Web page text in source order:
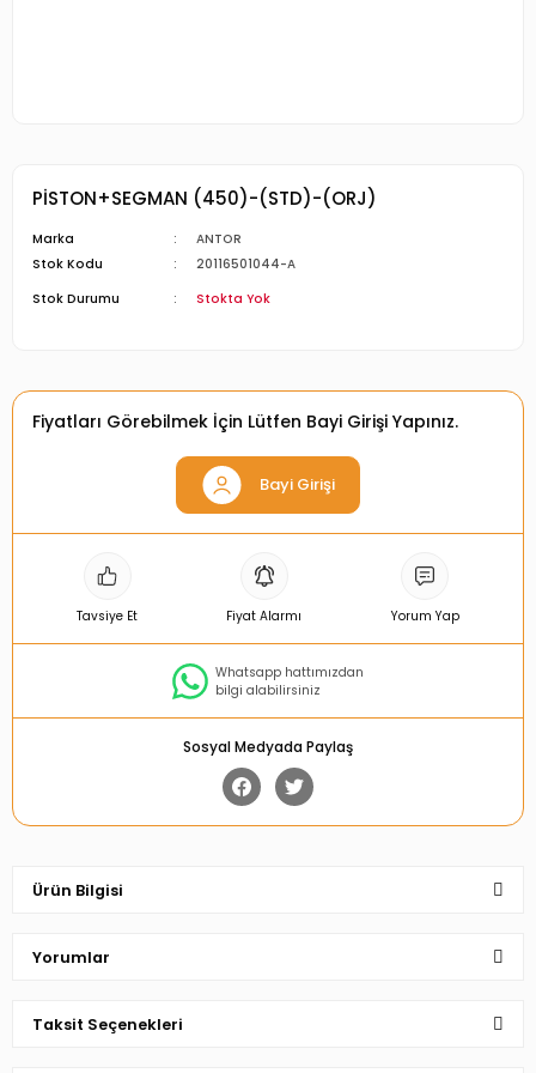
PİSTON+SEGMAN (450)-(STD)-(ORJ)
Marka
ANTOR
Stok Kodu
20116501044-A
Stok Durumu
Stokta Yok
Fiyatları Görebilmek İçin Lütfen Bayi Girişi Yapınız.
Bayi Girişi
Tavsiye Et Fiyat Alarmı Yorum Yap
Whatsapp hattımızdan
bilgi alabilirsiniz
Sosyal Medyada Paylaş
Ürün Bilgisi
Yorumlar
Taksit Seçenekleri